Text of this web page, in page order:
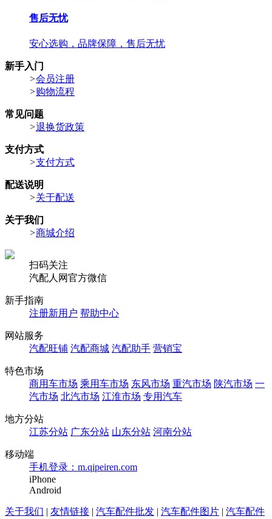
售后无忧
安心选购，品牌保障，售后无忧
新手入门
>会员注册
>购物流程
常见问题
>退换货政策
支付方式
>支付方式
配送说明
>关于配送
关于我们
>商城介绍
扫码关注
汽配人网官方微信
新手指南
注册新用户 帮助中心
网站服务
汽配旺铺 汽配商城 汽配助手 营销宝
特色市场
商用车市场 乘用车市场 东风市场 重汽市场 陕汽市场 一
汽市场 北汽市场 江淮市场 专用汽车
地方分站
江苏分站 广东分站 山东分站 河南分站
移动端
手机登录：m.qipeiren.com
iPhone
Android
关于我们 | 友情链接 | 汽车配件批发 | 汽车配件图片 | 汽车配件